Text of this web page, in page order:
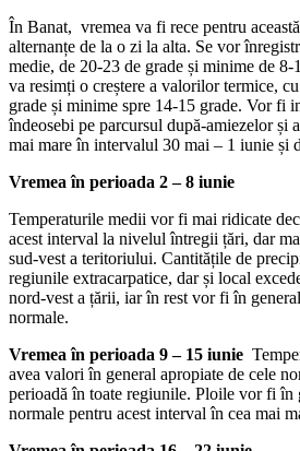
În Banat, vremea va fi rece pentru
alternanțe de la o zi la alta. Se vor
medie, de 20-23 de grade și minime de
va resimți o creștere a valorilor termice,
grade și minime spre 14-15 grade. Vor fi
îndeosebi pe parcursul după-amiezelor și
mai mare în intervalul 30 mai – 1 iunie și
Vremea în perioada 2 – 8 iunie
Temperaturile medii vor fi mai ridicate
acest interval la nivelul întregii țări, dar
sud-vest a teritoriului. Cantitățile de
regiunile extracarpatice, dar și local
nord-vest a țării, iar în rest vor fi în
normale.
Vremea în perioada 9 – 15 iunie
avea valori în general apropiate de cele
perioadă în toate regiunile. Ploile vor fi în
normale pentru acest interval în cea mai